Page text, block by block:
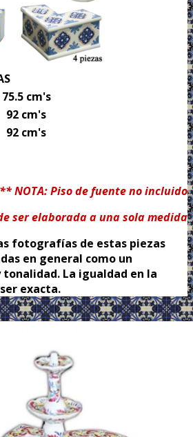
75.5 cm's
92 cm's
92 cm's
** NOTA: Piso de fuente no incluido
ser elaborada a una sola medida
fotografías de estas piezas
en general como un
La igualdad en la
exacta.